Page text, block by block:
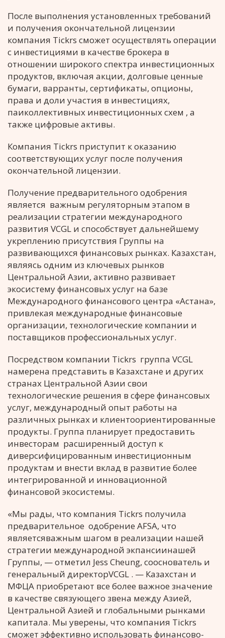
После выполнения установленных требований
и получения окончательной лицензии
компания Tickrs сможет осуществлять операции
с инвестициями в качестве брокера в
отношении широкого спектра инвестиционных
продуктов, включая акции, долговые ценные
бумаги, варранты, сертификаты, опционы,
права и доли участия в инвестициях,
паиколлективных инвестиционных схем , а
также цифровые активы.
Компания Tickrs приступит к оказанию
соответствующих услуг после получения
окончательной лицензии.
Получение предварительного одобрения
является важным регуляторным этапом в
реализации стратегии международного
развития VCGL и способствует дальнейшему
укреплению присутствия Группы на
развивающихся финансовых рынках. Казахстан,
являясь одним из ключевых рынков
Центральной Азии, активно развивает
экосистему финансовых услуг на базе
Международного финансового центра «Астана»,
привлекая международные финансовые
организации, технологические компании и
поставщиков профессиональных услуг.
Посредством компании Tickrs группа VCGL
намерена представить в Казахстане и других
странах Центральной Азии свои
технологические решения в сфере финансовых
услуг, международный опыт работы на
различных рынках и клиентоориентированные
продукты. Группа планирует предоставить
инвесторам расширенный доступ к
диверсифицированным инвестиционным
продуктам и внести вклад в развитие более
интегрированной и инновационной
финансовой экосистемы.
«Мы рады, что компания Tickrs получила
предварительное одобрение AFSA, что
являетсяважным шагом в реализации нашей
стратегии международной экпансиинашей
Группы, — отметил Jess Cheung, сооснователь и
генеральный директорVCGL . — Казахстан и
МФЦА приобретают все более важное значение
в качестве связующего звена между Азией,
Центральной Азией и глобальными рынками
капитала. Мы уверены, что компания Tickrs
сможет эффективно использовать финансово-